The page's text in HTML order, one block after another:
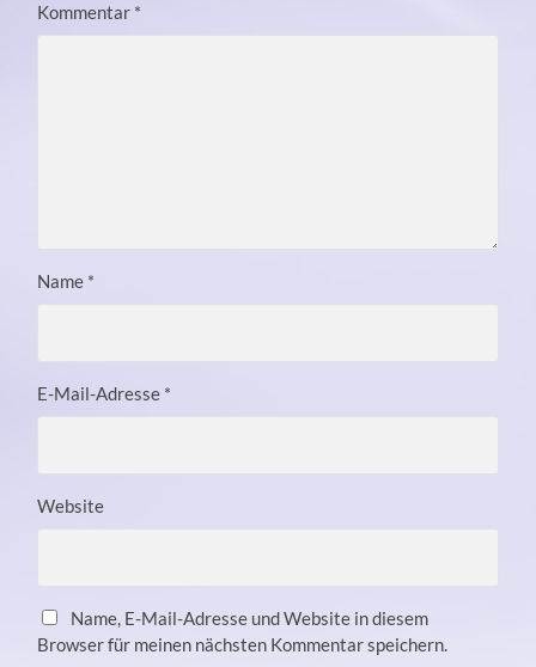
Kommentar *
Name *
E-Mail-Adresse *
Website
Name, E-Mail-Adresse und Website in diesem
Browser für meinen nächsten Kommentar speichern.